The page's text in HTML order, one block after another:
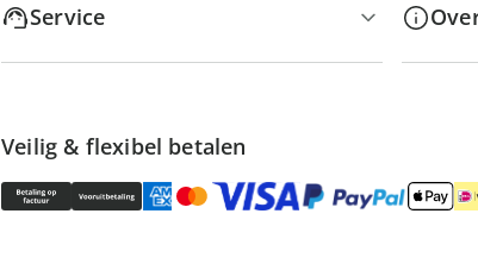
Service
Veilig & flexibel betalen